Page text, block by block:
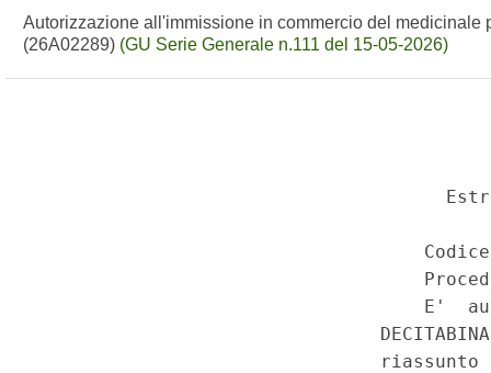
Autorizzazione all'immissione in commercio del
(26A02289) (GU Serie Generale n.111 del 15-05-2026)